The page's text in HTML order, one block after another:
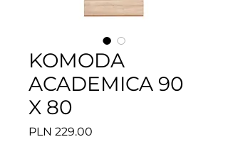
KOMODA
ACADEMICA 90
X 80
PLN 229.00